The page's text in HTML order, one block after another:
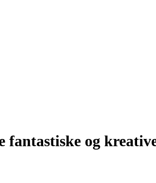
fantastiske og